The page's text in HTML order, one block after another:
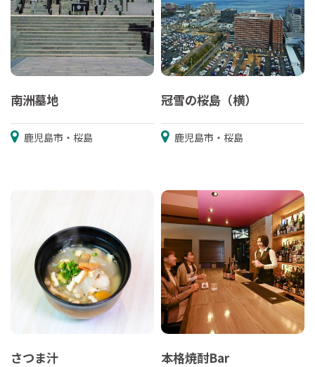
南洲墓地
鹿児島市・桜島
冠雪の桜島（横）
鹿児島市・桜島
さつま汁 本格焼酎Bar